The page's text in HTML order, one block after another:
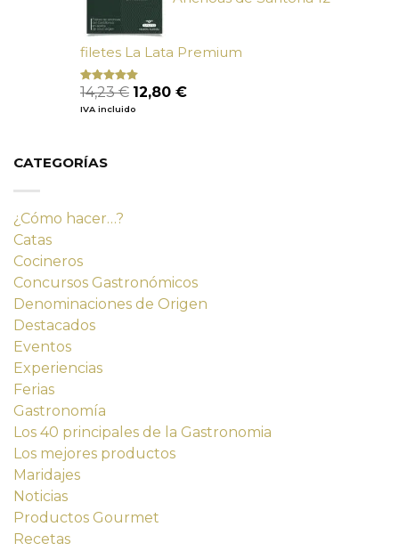
filetes La Lata Premium
Valorado
con
de 5
14,23€ El
precio
12,80 €El
IVA incluido
CATEGORÍAS
¿Cómo hacer…?
Catas
Cocineros
Concursos Gastronómicos
Denominaciones de Origen
Destacados
Eventos
Experiencias
Ferias
Gastronomía
Los 40 principales de la Gastronomia
Los mejores productos
Maridajes
Noticias
Productos Gourmet
Recetas